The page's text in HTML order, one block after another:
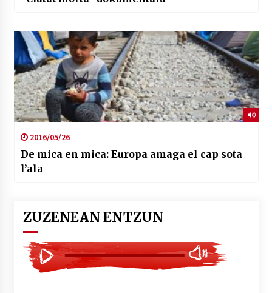
2016/05/26
De mica en mica: Europa amaga el cap sota
l’ala
ZUZENEAN ENTZUN